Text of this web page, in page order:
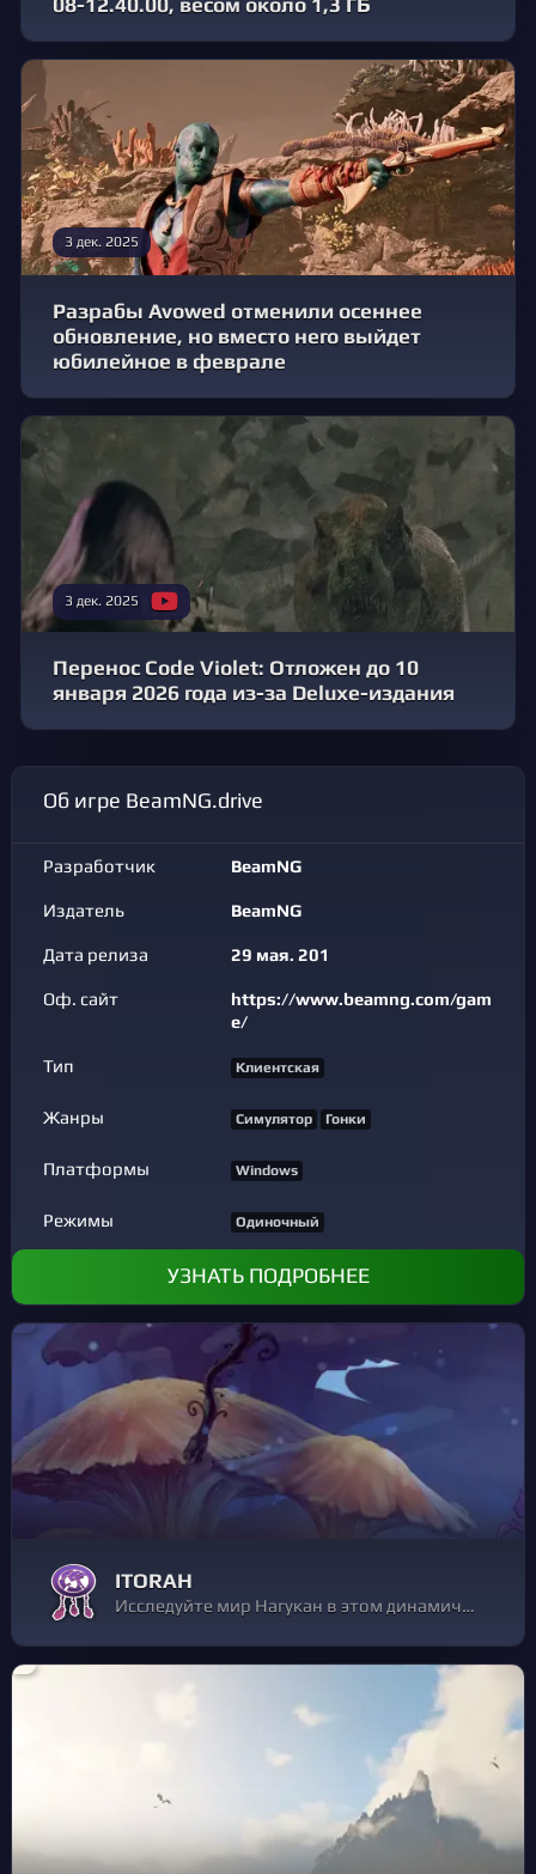
3 дек. 2025
Разрабы Avowed отменили осеннее
обновление, но вместо него выйдет
юбилейное в феврале
3 дек. 2025
Перенос Code Violet: Отложен до 10
января 2026 года из-за Deluxe-издания
Об игре BeamNG.drive
Разработчик BeamNG
Издатель BeamNG
Дата релиза 29 мая. 201
Оф. сайт
https://www.beamng.com/gam
e/
Тип Клиентская
Жанры Симулятор Гонки
Платформы Windows
Режимы Одиночный
УЗНАТЬ ПОДРОБНЕЕ
ITORAH
Исследуйте мир Нагукан в этом динамичном платформере в формате 2,5D Примерьте на себя роль Иторы, единственного человека, оставшегося в этом странном месте. Исследуйте, сражайтесь и выживайте, чтобы выяснить правду о своем прошлом и спасти Нагукан от величайшей угрозы: загадочной чумы!